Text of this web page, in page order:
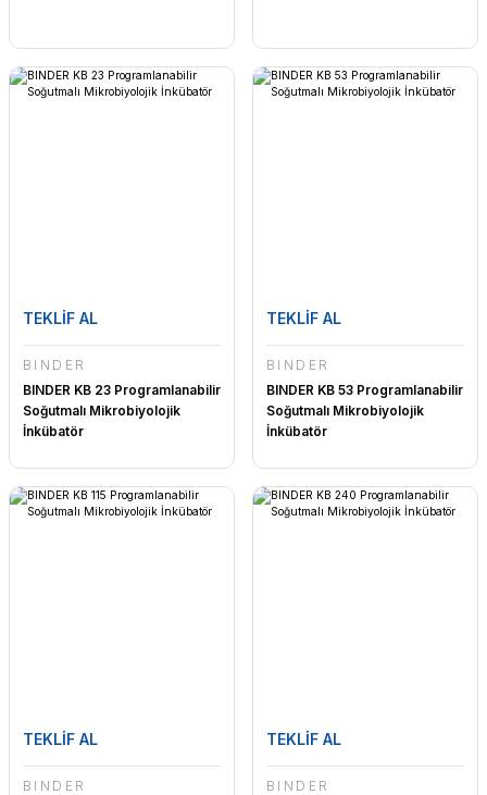
TEKLİF AL
BINDER
BINDER KB 23 Programlanabilir
Soğutmalı Mikrobiyolojik
İnkübatör
TEKLİF AL
BINDER
BINDER KB 53 Programlanabilir
Soğutmalı Mikrobiyolojik
İnkübatör
TEKLİF AL
BINDER
TEKLİF AL
BINDER